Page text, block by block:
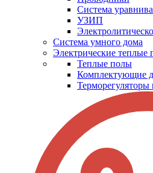
Система
УЗИП
Система умного дома
Электрические теплые
Теплые полы
Комплектующие
Терморегуляторы